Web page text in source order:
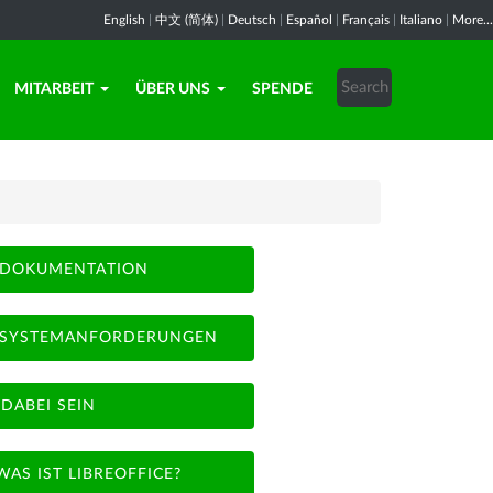
English 中文 (简体) Deutsch Español Français Italiano More...
MITARBEIT ÜBER UNS SPENDE
DOKUMENTATION
SYSTEMANFORDERUNGEN
DABEI SEIN
IST LIBREOFFICE?